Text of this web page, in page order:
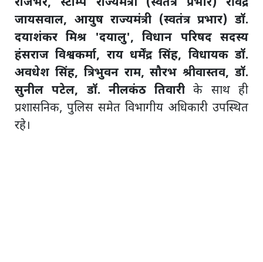
जायसवाल, आयुष राज्यमंत्री (स्वतंत्र प्रभार) डॉ.
दयाशंकर मिश्र 'दयालु', विधान परिषद सदस्य
हंसराज विश्वकर्मा, राय धर्मेंद्र सिंह, विधायक डॉ.
अवधेश सिंह, त्रिभुवन राम, सौरभ श्रीवास्तव, डॉ.
सुनील पटेल, डॉ. नीलकंठ तिवारीके साथ ही
प्रशासनिक, पुलिस समेत विभागीय अधिकारी उपस्थित
रहे।